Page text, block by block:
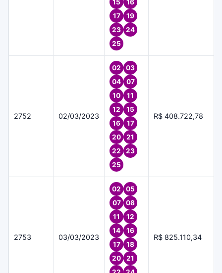
15
16
17
19
23
24
25
2752 02/03/2023
02
03
04
07
10
11
12
15
16
17
20
21
22
23
25
R$ 408.722,78
2753 03/03/2023
02
05
07
08
11
12
14
16
17
18
20
21
R$ 825.110,34